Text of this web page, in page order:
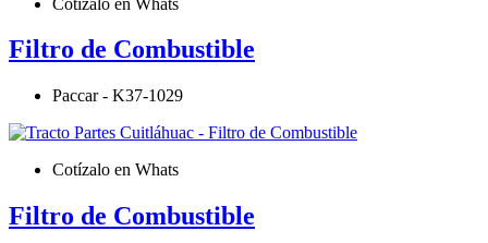
Filtro de Combustible
Paccar - K37-1029
Cotízalo en Whats
Filtro de Combustible